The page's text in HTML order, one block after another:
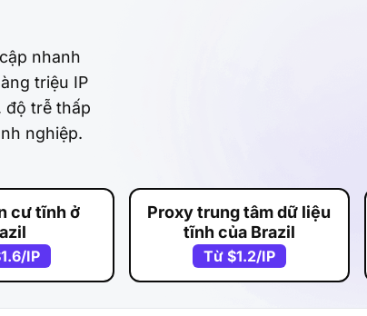
nhanh
triệu IP
độ trễ thấp
nghiệp.
cư tĩnh ở
/IP
Proxy trung tâm dữ liệu
tĩnh của Brazil
Từ $1.2/IP